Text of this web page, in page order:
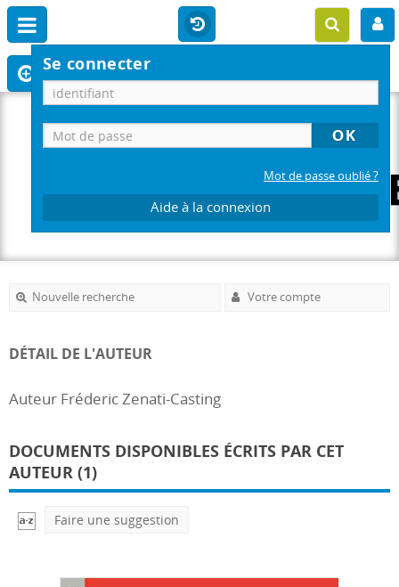
Se connecter
Mot de passe oublié ?
Aide à la connexion
Nouvelle recherche Votre compte
DÉTAIL DE L'AUTEUR
Auteur Fréderic Zenati-Casting
DOCUMENTS DISPONIBLES ÉCRITS PAR CET
AUTEUR (1)
Faire une suggestion